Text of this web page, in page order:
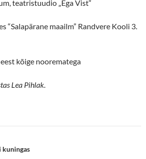
teatristuudio „Ega Vist“
“Salapärane maailm” Randvere Kooli 3.
kõige noorematega
Lea Pihlak.
kuningas